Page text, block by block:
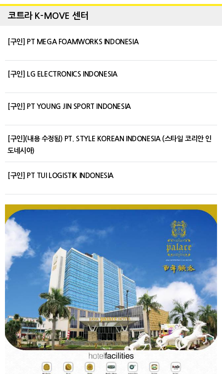
코트라 K-MOVE 센터
[구인] PT MEGA FOAMWORKS INDONESIA
[구인] LG ELECTRONICS INDONESIA
[구인] PT YOUNG JIN SPORT INDONESIA
[구인](내용 수정됨) PT. STYLE KOREAN INDONESIA (스타일 코리안 인
도네시아)
[구인] PT TUI LOGISTIK INDONESIA